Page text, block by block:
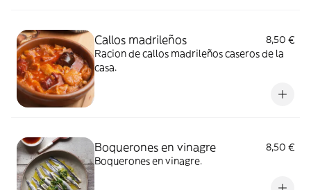
Callos madrileños
8,50 €
Racion de callos madrileños caseros de la
casa.
Boquerones en vinagre
8,50 €
Boquerones en vinagre.